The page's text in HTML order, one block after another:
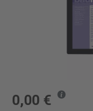
0,00 €